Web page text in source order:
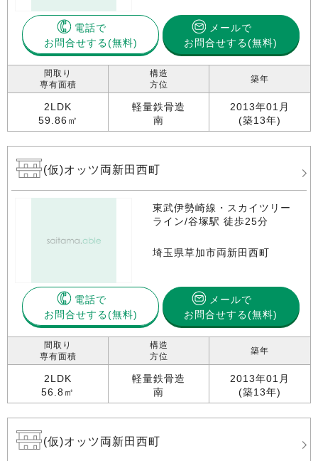
電話で
お問合せする
メールで
お問合せする(無料)
間取り
専有面積
2LDK
59.86㎡
構造
方位
軽量鉄骨造
南
築年
2013年01月
(築13年)
(仮)オッツ両新田西町
東武伊勢崎線・スカイツリー
ライン/谷塚駅 徒歩25分
埼玉県草加市両新田西町
電話で
お問合せする
メールで
お問合せする(無料)
間取り
専有面積
2LDK
56.8㎡
構造
方位
軽量鉄骨造
南
築年
2013年01月
(築13年)
(仮)オッツ両新田西町